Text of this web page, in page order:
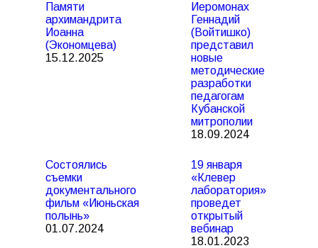
Памяти
архимандрита
Иоанна
(Экономцева)
15.12.2025
Иеромонах
Геннадий
(Войтишко)
представил
новые
методические
разработки
педагогам
Кубанской
митрополии
18.09.2024
Состоялись
съемки
документального
фильм «Июньская
полынь»
01.07.2024
19 января
«Клевер
лаборатория»
проведет
открытый
вебинар
18.01.2023